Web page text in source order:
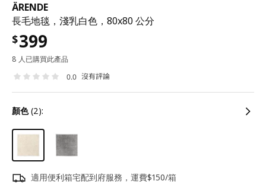
ÄRENDE
長毛地毯，淺乳白色，80x80 公分
$399
8 人已購買此產品
0.0 沒有評論
顏色(2):
適用便利箱宅配到府服務，運費$150/箱